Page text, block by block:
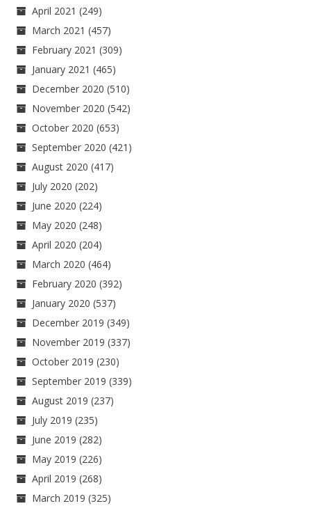
April 2021 (249)
March 2021 (457)
February 2021 (309)
January 2021 (465)
December 2020 (510)
November 2020 (542)
October 2020 (653)
September 2020 (421)
August 2020 (417)
July 2020 (202)
June 2020 (224)
May 2020 (248)
April 2020 (204)
March 2020 (464)
February 2020 (392)
January 2020 (537)
December 2019 (349)
November 2019 (337)
October 2019 (230)
September 2019 (339)
August 2019 (237)
July 2019 (235)
June 2019 (282)
May 2019 (226)
April 2019 (268)
March 2019 (325)